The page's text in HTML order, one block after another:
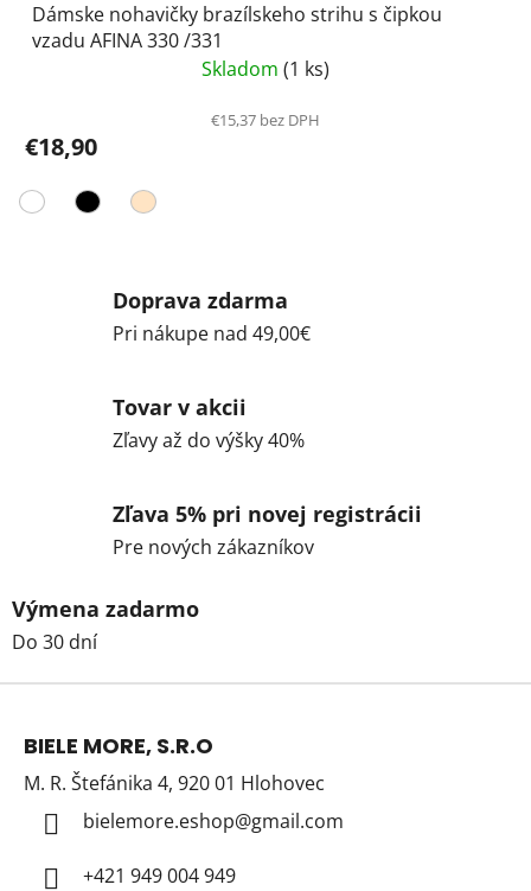
Dámske nohavičky brazílskeho strihu s čipkou
vzadu AFINA 330 /331
Skladom (1 ks)
€15,37 bez DPH
€18,90
Doprava zdarma
Pri nákupe nad 49,00€
Tovar v akcii
Zľavy až do výšky 40%
Zľava 5% pri novej registrácii
Pre nových zákazníkov
Výmena zadarmo
Do 30 dní
Z
BIELE MORE, S.R.O
M. R. Štefánika 4, 920 01 Hlohovec
bielemore.eshop@gmail.com
+421 949 004 949